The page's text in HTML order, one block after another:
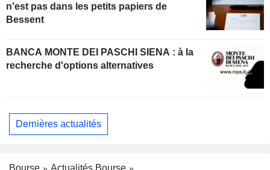
n'est pas dans les petits papiers de
Bessent
BANCA MONTE DEI PASCHI SIENA : à la
recherche d'options alternatives
Dernières actualités
Bourse
Actualités Bourse